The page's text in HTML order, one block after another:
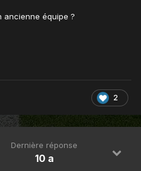
équipe ?
2
Dernière réponse
10 a